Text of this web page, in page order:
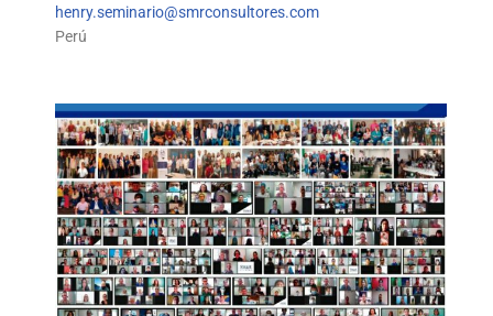
henry.seminario@smrconsultores.com
Perú